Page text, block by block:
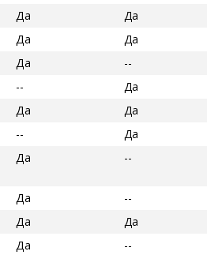
Да
Да
Да
Да
Да
--
--
Да
Да
Да
--
Да
Да --
Да
--
Да
Да
Да --